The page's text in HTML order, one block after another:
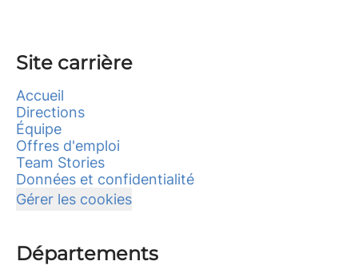
Site carrière
Accueil
Directions
Équipe
Offres d'emploi
Team Stories
Données et confidentialité
Gérer les cookies
Départements